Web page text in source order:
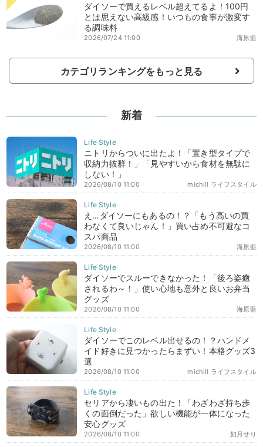
ダイソーで買えるレベル超えてるよ！100円
とは思えない高級感！いつもの食事が激変す
る調味料
海原藍
2026/07/24 11:00
カテゴリランキングをもっと見る
新着
ニトリからついに出たよ！「置き型タイプで
収納力抜群！」「見やすいから食材を無駄に
しない！」
michill ライフスタイル
2026/08/10 11:00
え…ダイソーにもあるの！？「もう高いの買
わなくて良いじゃん！」買い占め不可避なコ
スパ商品
海原藍
2026/08/10 11:00
ダイソーでスルーできなかった！「後ろ姿癒
されるわ～！」使い心地も意外と良いお弁当
グッズ
海原藍
2026/08/10 11:00
ダイソーでこのレベル出せるの！？ハンドメ
イド好きに見つかったらまずい！本格グッズ3
選
michill ライフスタイル
2026/08/10 11:00
セリアから凄いもの出た！「わざわざ持ち歩
くの面倒だった」欲しい機能が一体になった
安心グッズ
如月せり
2026/08/10 11:00